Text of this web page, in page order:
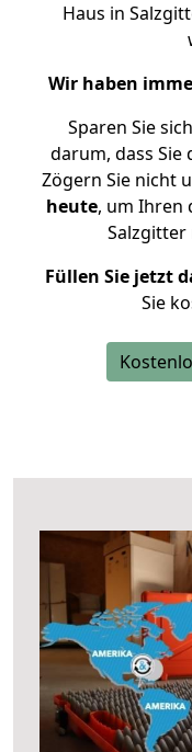
Haus in
Wir haben
Sparen Sie
darum, dass Sie
Zögern Sie nicht
heute, um Ihren
Salzgitter
Füllen Sie jetzt
Sie